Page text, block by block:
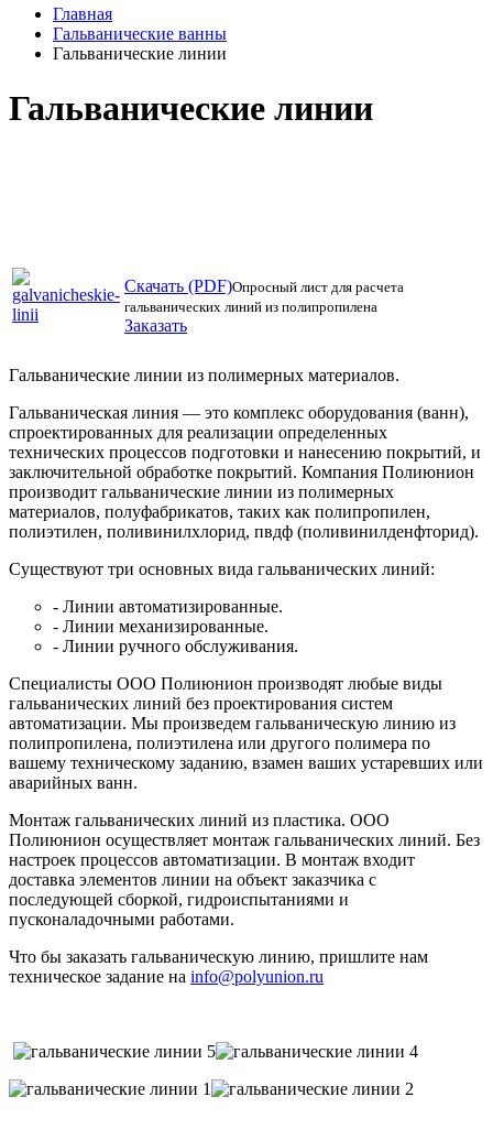
Главная
Гальванические ванны
Гальванические линии
Гальванические линии
Скачать (PDF)Опросный лист для расчета
гальванических линий из полипропилена
Заказать
Гальванические линии из полимерных материалов.
Гальваническая линия — это комплекс оборудования (ванн),
спроектированных для реализации определенных
технических процессов подготовки и нанесению покрытий, и
заключительной обработке покрытий. Компания Полиюнион
производит гальванические линии из полимерных
материалов, полуфабрикатов, таких как полипропилен,
полиэтилен, поливинилхлорид, пвдф (поливинилденфторид).
Существуют три основных вида гальванических линий:
- Линии автоматизированные.
- Линии механизированные.
- Линии ручного обслуживания.
Специалисты ООО Полиюнион производят любые виды
гальванических линий без проектирования систем
автоматизации. Мы произведем гальваническую линию из
полипропилена, полиэтилена или другого полимера по
вашему техническому заданию, взамен ваших устаревших или
аварийных ванн.
Монтаж гальванических линий из пластика. ООО
Полиюнион осуществляет монтаж гальванических линий. Без
настроек процессов автоматизации. В монтаж входит
доставка элементов линии на объект заказчика с
последующей сборкой, гидроиспытаниями и
пусконаладочными работами.
Что бы заказать гальваническую линию, пришлите нам
техническое задание на info@polyunion.ru